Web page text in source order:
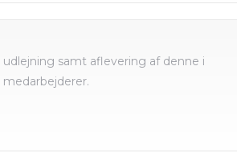
samt aflevering af denne i